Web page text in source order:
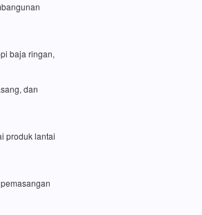
baja ringan,
dan
produk lantai